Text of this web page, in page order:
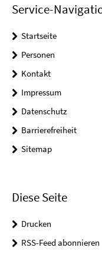
Service-
Startseite
Personen
Kontakt
Impressum
Datenschutz
Barrierefreiheit
Sitemap
Diese Seite
Drucken
RSS-Feed abonnieren